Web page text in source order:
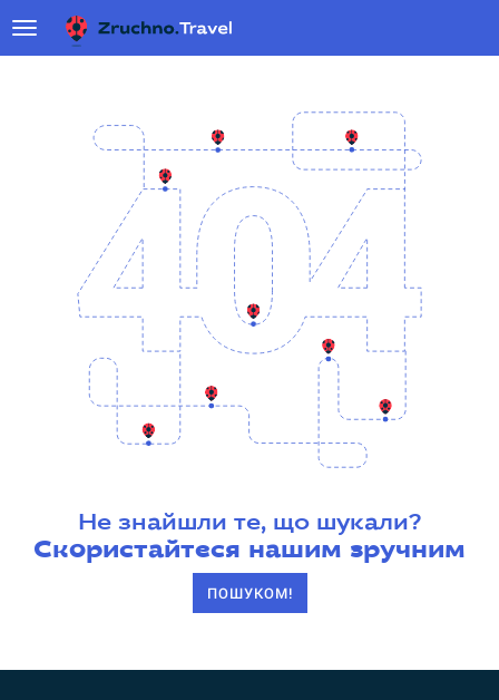
Не знайшли те, що шукали?
Скористайтеся нашим зручним
ПОШУКОМ!